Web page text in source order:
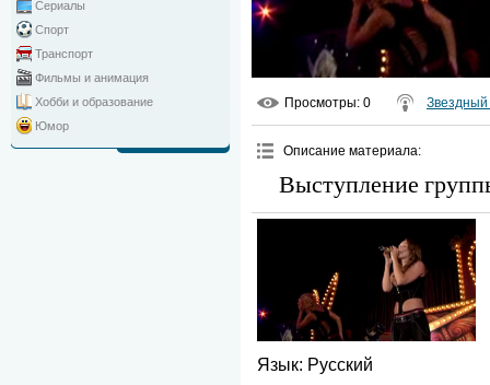
Сериалы
Спорт
Транспорт
Фильмы и анимация
Хобби и образование
Юмор
Просмотры: 0
Описание материала:
Выступление
Язык: Русский